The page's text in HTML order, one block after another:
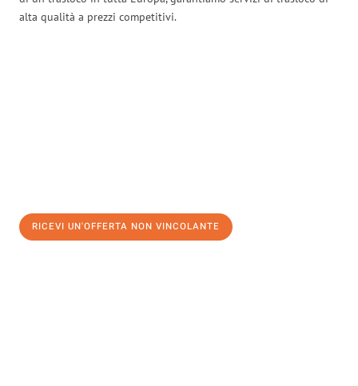
alta qualità a prezzi competitivi.
RICEVI UN'OFFERTA NON VINCOLANTE